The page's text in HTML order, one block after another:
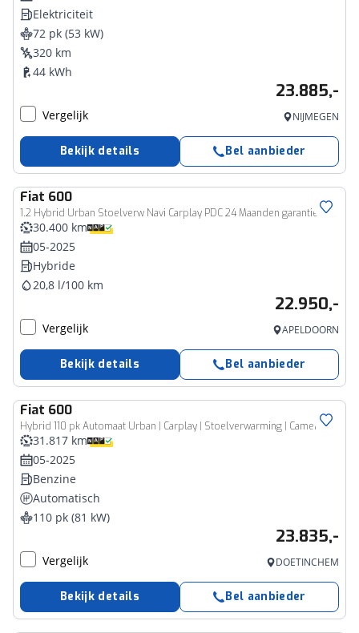
Elektriciteit
72 pk (53 kW)
320 km
44 kWh
23.885,-
Vergelijk NIJMEGEN
Bekijk details Bel aanbieder
Fiat 600
1.2 Hybrid Urban Stoelverw Navi Carplay PDC 24 Maanden garantie* (Vraag naar de voorwaarden)
30.400 km
05-2025
Hybride
20,8 l/100 km
22.950,-
Vergelijk APELDOORN
Bekijk details Bel aanbieder
Fiat 600
Hybrid 110 pk Automaat Urban | Carplay | Stoelverwarming | Camera
31.817 km
05-2025
Benzine
Automatisch
110 pk (81 kW)
23.835,-
Vergelijk DOETINCHEM
Bekijk details Bel aanbieder